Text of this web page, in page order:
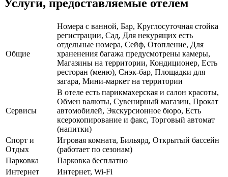
Услуги, предоставляемые отелем
Общие
Номера с ванной, Бар, Круглосуточная стойка
регистрации, Сад, Для некурящих есть
отдельные номера, Сейф, Отопление, Для
храненения багажа предусмотрены камеры,
Магазины на территории, Кондиционер, Есть
ресторан (меню), Снэк-бар, Площадки для
загара, Мини-маркет на территории
Сервисы
В отеле есть парикмахерская и салон красоты,
Обмен валюты, Сувенирный магазин, Прокат
автомобилей, Экскурсионное бюро, Есть
ксерокопирование и факс, Торговый автомат
(напитки)
Спорт и
Отдых
Игровая комната, Бильярд, Открытый бассейн
(работает по сезонам)
Парковка
Парковка бесплатно
Интернет
Интернет, Wi-Fi